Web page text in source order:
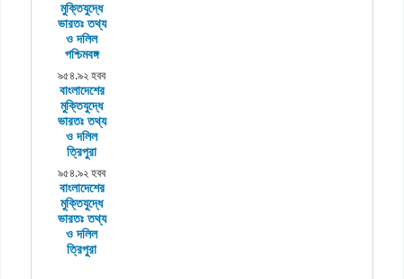
মুক্তিযুদ্ধে
ভারতঃ তথ্য
ও দলিল
পশ্চিমবঙ্গ
৯৫৪.৯২ হবব
বাংলাদেশের
মুক্তিযুদ্ধে
ভারতঃ তথ্য
ও দলিল
ত্রিপুরা
৯৫৪.৯২ হবব
বাংলাদেশের
মুক্তিযুদ্ধে
ভারতঃ তথ্য
ও দলিল
ত্রিপুরা